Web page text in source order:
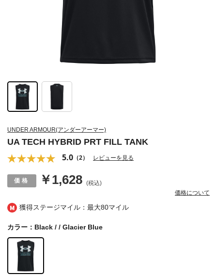
獲得ステージマイル：最大80マイル
UNDER ARMOUR(アンダーアーマー)
UA TECH HYBRID PRT FILL TANK
5.0 （2） レビューを見る
￥1,628 (税込)
価格について
カラー：Black / / Glacier Blue